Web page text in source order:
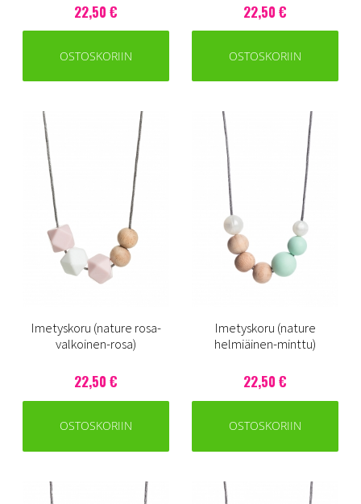
22,50 €
OSTOSKORIIN
22,50 €
OSTOSKORIIN
Imetyskoru (nature rosa-
valkoinen-rosa)
22,50 €
OSTOSKORIIN
Imetyskoru (nature
helmiäinen-minttu)
22,50 €
OSTOSKORIIN